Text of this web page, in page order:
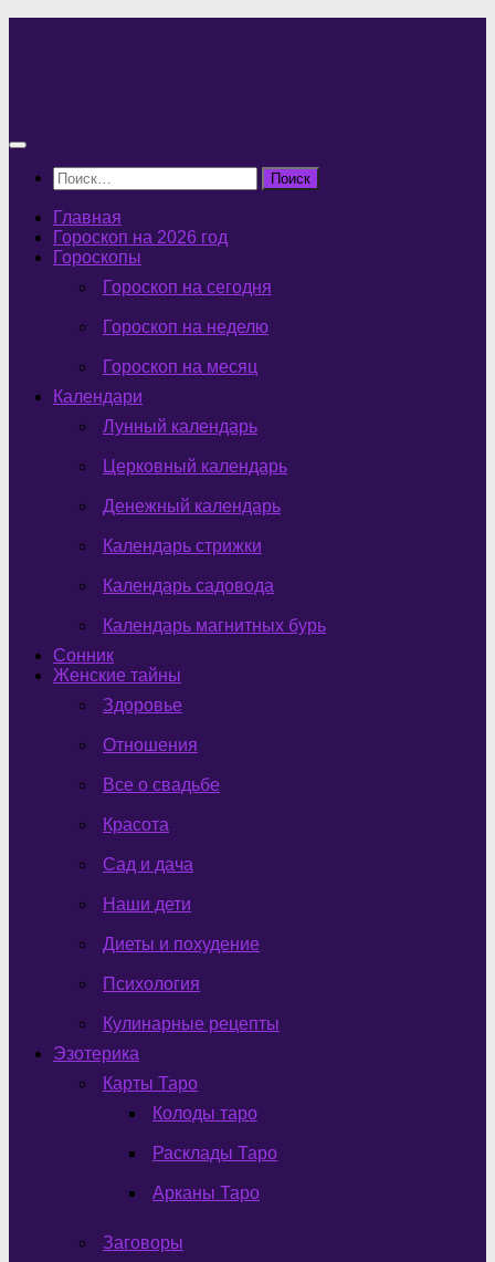
Найти:
Главная
Гороскоп на 2026 год
Гороскопы
Гороскоп на сегодня
Гороскоп на неделю
Гороскоп на месяц
Календари
Лунный календарь
Церковный календарь
Денежный календарь
Календарь стрижки
Календарь садовода
Календарь магнитных бурь
Сонник
Женские тайны
Здоровье
Отношения
Все о свадьбе
Красота
Сад и дача
Наши дети
Диеты и похудение
Психология
Кулинарные рецепты
Эзотерика
Карты Таро
Колоды таро
Расклады Таро
Арканы Таро
Заговоры